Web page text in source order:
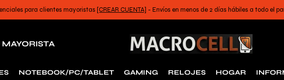
para clientes mayoristas [CREAR CUENTA] - Envíos en menos de 2 días hábiles a todo el
NOTEBOOK/PC/TABLET GAMING RELOJES HOGAR